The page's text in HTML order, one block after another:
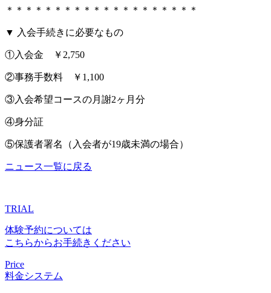
＊＊＊＊＊＊＊＊＊＊＊＊＊＊＊＊＊＊＊＊
▼ 入会手続きに必要なもの
①入会金 ￥2,750
②事務手数料 ￥1,100
③入会希望コースの月謝2ヶ月分
④身分証
⑤保護者署名（入会者が19歳未満の場合）
ニュース一覧に戻る
TRIAL
体験予約については
こちらからお手続きください
Price
料金システム